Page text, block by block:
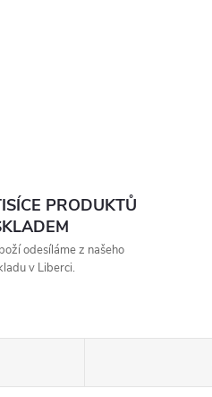
PRODUKTŮ
odesíláme z našeho
v Liberci.